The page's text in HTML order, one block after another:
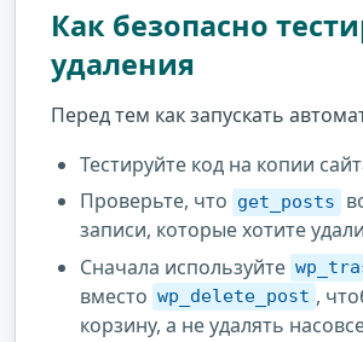
Как безопасно
удаления
Перед тем как запускать
Тестируйте код на копии
Проверьте, что get_posts
записи, которые хотите
Сначала используйте
вместо wp_delete_post ,
корзину, а не удалять